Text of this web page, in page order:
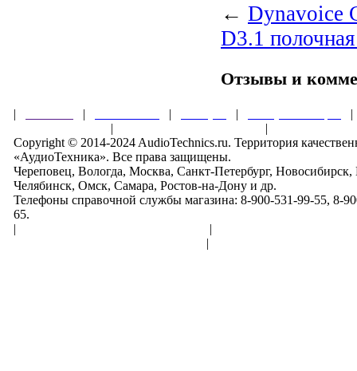
← Dynavoice
D3.1
Отзывы и
| | | |
|
|
Copyright © 2014-2024 AudioTechnics.ru. Территория
«АудиоТехника». Все права защищены.
Череповец, Вологда, Москва, Санкт-Петербург,
Челябинск, Омск, Самара, Ростов-на-Дону и др.
Телефоны справочной службы магазина: 8-900-531-99-55, 8-
65.
|
|
|